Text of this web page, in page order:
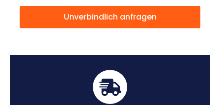
Unverbindlich anfragen